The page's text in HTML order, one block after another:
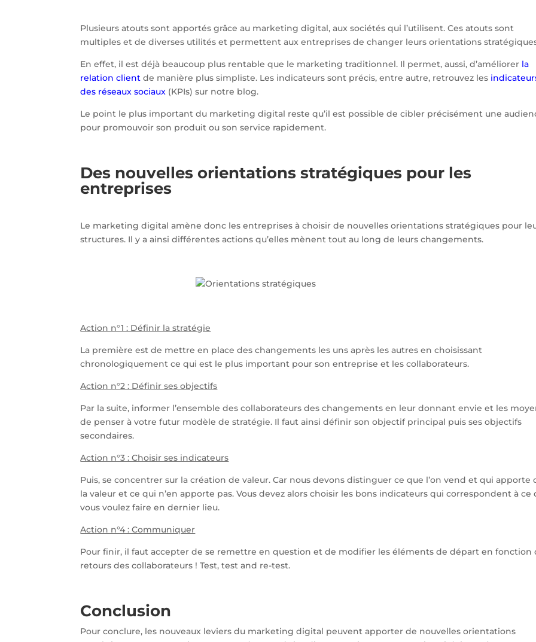
Plusieurs atouts sont apportés grâce au marketing digital, aux sociétés qui l’utilisent. Ces atouts sont
multiples et de diverses utilités et permettent aux entreprises de changer leurs orientations
En effet, il est déjà beaucoup plus rentable que le marketing traditionnel. Il permet, aussi, d’améliorer la
relation client de manière plus simpliste. Les indicateurs sont précis, entre autre, retrouvez les
des réseaux sociaux (KPIs) sur notre blog.
Le point le plus important du marketing digital reste qu’il est possible de cibler précisément une
pour promouvoir son produit ou son service rapidement.
Des nouvelles orientations stratégiques pour les
entreprises
Le marketing digital amène donc les entreprises à choisir de nouvelles orientations stratégiques pour
structures. Il y a ainsi différentes actions qu’elles mènent tout au long de leurs changements.
Action n°1 : Définir la stratégie
La première est de mettre en place des changements les uns après les autres en choisissant
chronologiquement ce qui est le plus important pour son entreprise et les collaborateurs.
Action n°2 : Définir ses objectifs
Par la suite, informer l’ensemble des collaborateurs des changements en leur donnant envie et les
de penser à votre futur modèle de stratégie. Il faut ainsi définir son objectif principal puis ses objectifs
secondaires.
Action n°3 : Choisir ses indicateurs
Puis, se concentrer sur la création de valeur. Car nous devons distinguer ce que l’on vend et qui apporte
la valeur et ce qui n’en apporte pas. Vous devez alors choisir les bons indicateurs qui correspondent à ce
vous voulez faire en dernier lieu.
Action n°4 : Communiquer
Pour finir, il faut accepter de se remettre en question et de modifier les éléments de départ en fonction
retours des collaborateurs ! Test, test and re-test.
Conclusion
Pour conclure, les nouveaux leviers du marketing digital peuvent apporter de nouvelles orientations